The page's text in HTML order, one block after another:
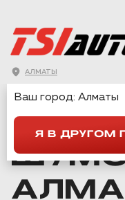
АЛМАТЫ
ГЛАВНАЯ → KIA →
Ваш город: Алматы
Я В ДРУГОМ